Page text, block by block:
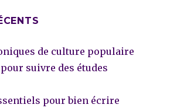
de culture populaire
suivre des études
pour bien écrire